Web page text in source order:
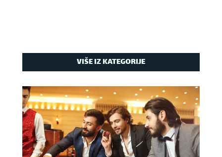
VIŠE IZ KATEGORIJE